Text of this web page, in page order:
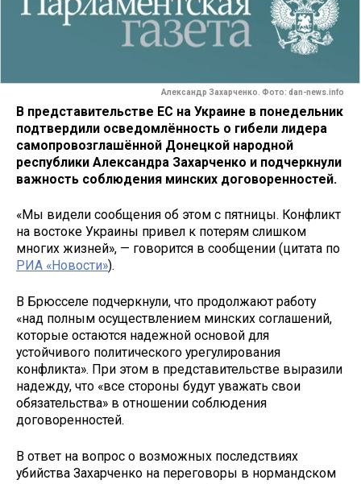
Александр Захарченко. Фото: dan-news.info
В представительстве ЕС на Украине в понедельник
подтвердили осведомлённость о гибели лидера
самопровозглашённой Донецкой народной
республики Александра Захарченко и подчеркнули
важность соблюдения минских договоренностей.
«Мы видели сообщения об этом с пятницы. Конфликт
на востоке Украины привел к потерям слишком
многих жизней», — говорится в сообщении (цитата по
РИА «Новости»).
В Брюсселе подчеркнули, что продолжают работу
«над полным осуществлением минских соглашений,
которые остаются надежной основой для
устойчивого политического урегулирования
конфликта». При этом в представительстве выразили
надежду, что «все стороны будут уважать свои
обязательства» в отношении соблюдения
договоренностей.
В ответ на вопрос о возможных последствиях
убийства Захарченко на переговоры в нормандском